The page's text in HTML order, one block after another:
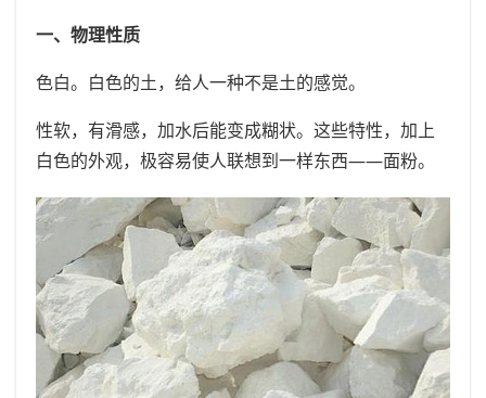
一、物理性质
色白。白色的土，给人一种不是土的感觉。
性软，有滑感，加水后能变成糊状。这些特性，加上
白色的外观，极容易使人联想到一样东西——面粉。